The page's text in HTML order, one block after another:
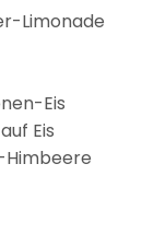
Limonade
Eis
Eis